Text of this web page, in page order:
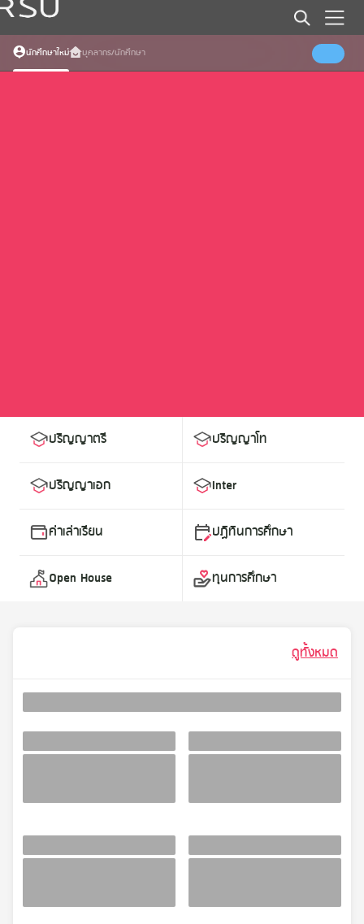
นักศึกษาใหม่ บุคลากร/นักศึกษา
ปริญญาตรี ปริญญาโท
ปริญญาเอก Inter
ค่าเล่าเรียน ปฏิทินการศึกษา
Open House ทุนการศึกษา
ดูทั้งหมด